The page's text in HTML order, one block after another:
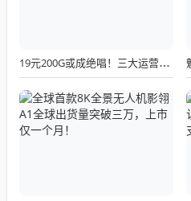
19元200G或成绝唱！三大运营商关停所有第三方渠道：被指变相涨价